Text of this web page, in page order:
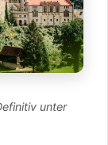
unter